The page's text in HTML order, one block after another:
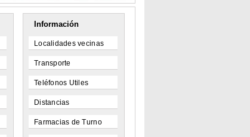
Información
Localidades vecinas
Transporte
Teléfonos Utiles
Distancias
Farmacias de Turno